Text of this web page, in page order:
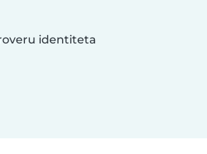
identiteta